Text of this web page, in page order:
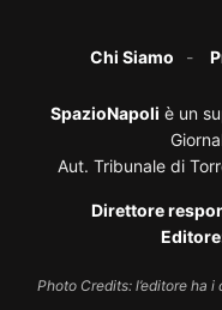
Chi Siamo
SpazioNapoli è un
Aut. Tribunale di
Direttore
Photo Credits: l’editore ha